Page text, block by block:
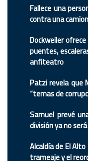
Fallece una
contra una
Dockweiler
puentes,
anfiteatro
Patzi revela que
“temas de
Samuel prevé
división ya no
Alcaldía de El
trameaje y el